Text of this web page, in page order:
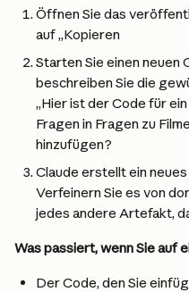
Öffnen Sie das
auf „Kopieren
Starten Sie einen neuen
beschreiben Sie die
„Hier ist der Code für
Fragen in Fragen zu
hinzufügen?
Claude erstellt ein
Verfeinern Sie es von
jedes andere Artefakt,
Was passiert, wenn Sie auf
Der Code, den Sie